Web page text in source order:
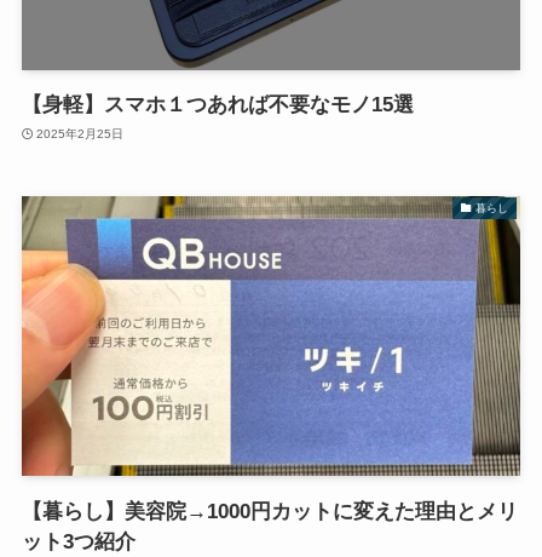
【身軽】スマホ１つあれば不要なモノ15選
2025年2月25日
暮らし
【暮らし】美容院→1000円カットに変えた理由とメリ
ット3つ紹介